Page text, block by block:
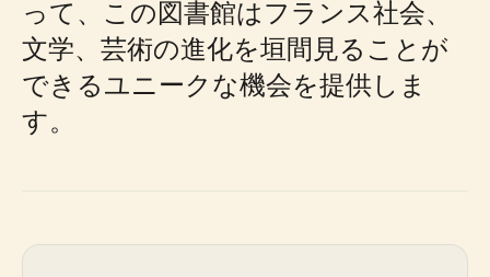
って、この図書館はフランス社会、
文学、芸術の進化を垣間見ることが
できるユニークな機会を提供しま
す。